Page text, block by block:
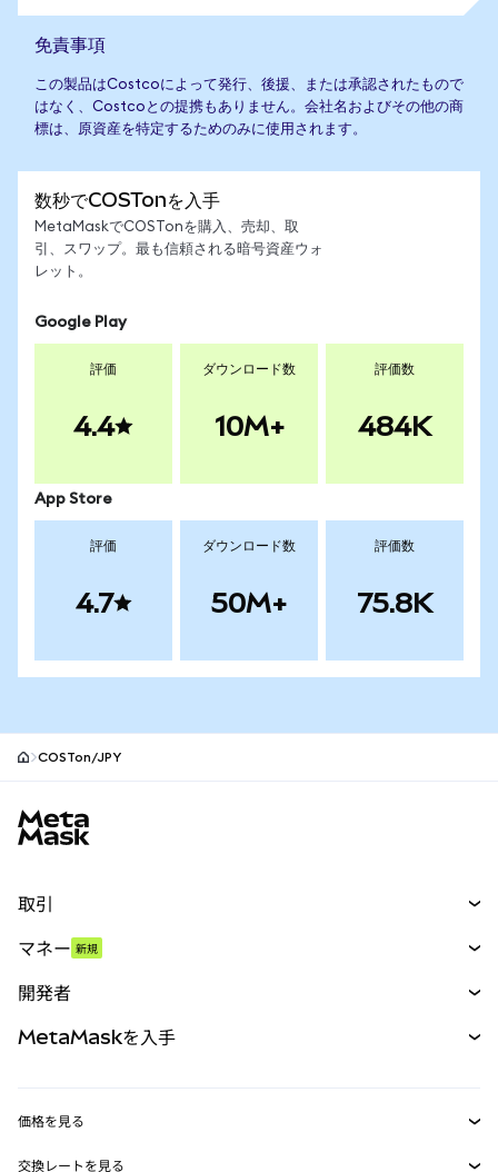
免責事項
この製品はCostcoによって発行、後援、または承認されたもので
はなく、Costcoとの提携もありません。会社名およびその他の商
標は、原資産を特定するためのみに使用されます。
数秒でCOSTonを入手
MetaMaskでCOSTonを購入、売却、取
引、スワップ。最も信頼される暗号資産ウォ
レット。
Google Play
評価
4.4
ダウンロード数
10M+
評価数
484K
App Store
評価
4.7
ダウンロード数
50M+
評価数
75.8K
COSTon/JPY
取引
パーペチュアル
RWA
マネー 新規
開発者
MetaMaskを入手
価格を見る
交換レートを見る